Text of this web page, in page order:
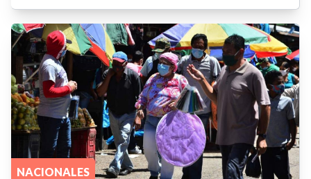
NACIONALES